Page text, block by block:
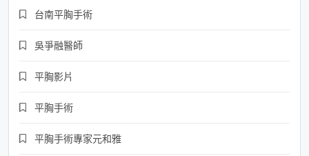
台南平胸手術
吳爭融醫師
平胸影片
平胸手術
平胸手術專家元和雅